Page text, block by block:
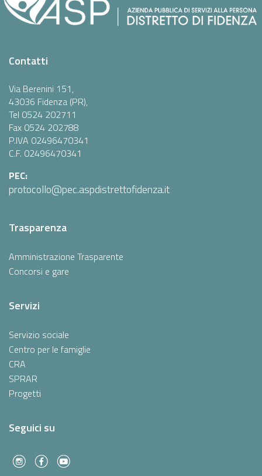
Contatti
Via Berenini 151,
43036 Fidenza (PR),
Tel 0524 202711
Fax 0524 202788
P.IVA 02496470341
C.F. 02496470341
PEC:
protocollo@pec.aspdistrettofidenza.it
Trasparenza
Amministrazione Trasparente
Concorsi e gare
Servizi
Servizio sociale
Centro per le famiglie
CRA
SPRAR
Progetti
Seguici su
f c l